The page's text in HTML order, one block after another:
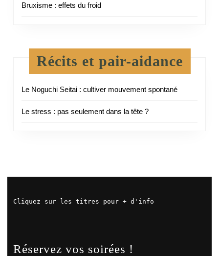
Bruxisme : effets du froid
Récits et pair-aidance
Le Noguchi Seitai : cultiver mouvement spontané
Le stress : pas seulement dans la tête ?
Cliquez sur les titres pour + d'info
Réservez vos soirées !